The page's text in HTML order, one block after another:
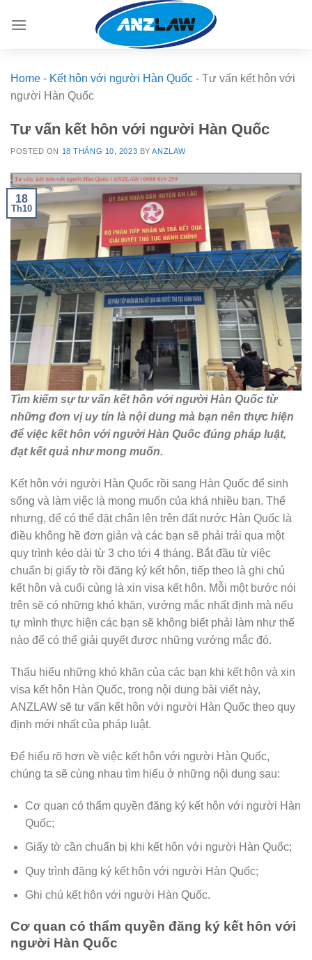
Home - Kết hôn với người Hàn Quốc - Tư vấn kết hôn với
người Hàn Quốc
Tư vấn kết hôn với người Hàn Quốc
POSTED ON 18 THÁNG 10, 2023 BYANZLAW
18
Th10
Tìm kiếm sự tư vấn kết hôn với người Hàn Quốc từ
những đơn vị uy tín là nội dung mà bạn nên thực hiện
để việc kết hôn với người Hàn Quốc đúng pháp luật,
đạt kết quả như mong muốn.
Kết hôn với người Hàn Quốc rồi sang Hàn Quốc để sinh
sống và làm việc là mong muốn của khá nhiều bạn. Thế
nhưng, để có thể đặt chân lên trên đất nước Hàn Quốc là
điều không hề đơn giản và các bạn sẽ phải trải qua một
quy trình kéo dài từ 3 cho tới 4 tháng. Bắt đầu từ việc
chuẩn bị giấy tờ rồi đăng ký kết hôn, tiếp theo là ghi chú
kết hôn và cuối cùng là xin visa kết hôn. Mỗi một bước nói
trên sẽ có những khó khăn, vướng mắc nhất định mà nếu
tự mình thực hiện các bạn sẽ không biết phải làm như thế
nào để có thể giải quyết được những vướng mắc đó.
Thấu hiểu những khó khăn của các bạn khi kết hôn và xin
visa kết hôn Hàn Quốc, trong nội dung bài viết này,
ANZLAW sẽ tư vấn kết hôn với người Hàn Quốc theo quy
định mới nhất của pháp luật.
Để hiểu rõ hơn về việc kết hôn với người Hàn Quốc,
chúng ta sẽ cùng nhau tìm hiểu ở những nội dung sau:
Cơ quan có thẩm quyền đăng ký kết hôn với người Hàn
Quốc;
Giấy tờ cần chuẩn bị khi kết hôn với người Hàn Quốc;
Quy trình đăng ký kết hôn với người Hàn Quốc;
Ghi chú kết hôn với người Hàn Quốc.
Cơ quan có thẩm quyền đăng ký kết hôn với
người Hàn Quốc